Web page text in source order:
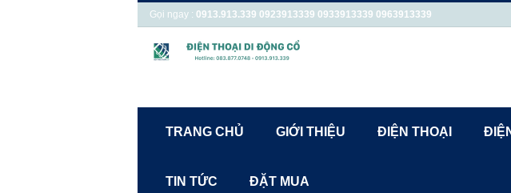
Gọi ngay : 0913.913.339 0923913339 0933913339 0963913339
TRANG CHỦ GIỚI THIỆU ĐIỆN THOẠI
TIN TỨC ĐẶT MUA